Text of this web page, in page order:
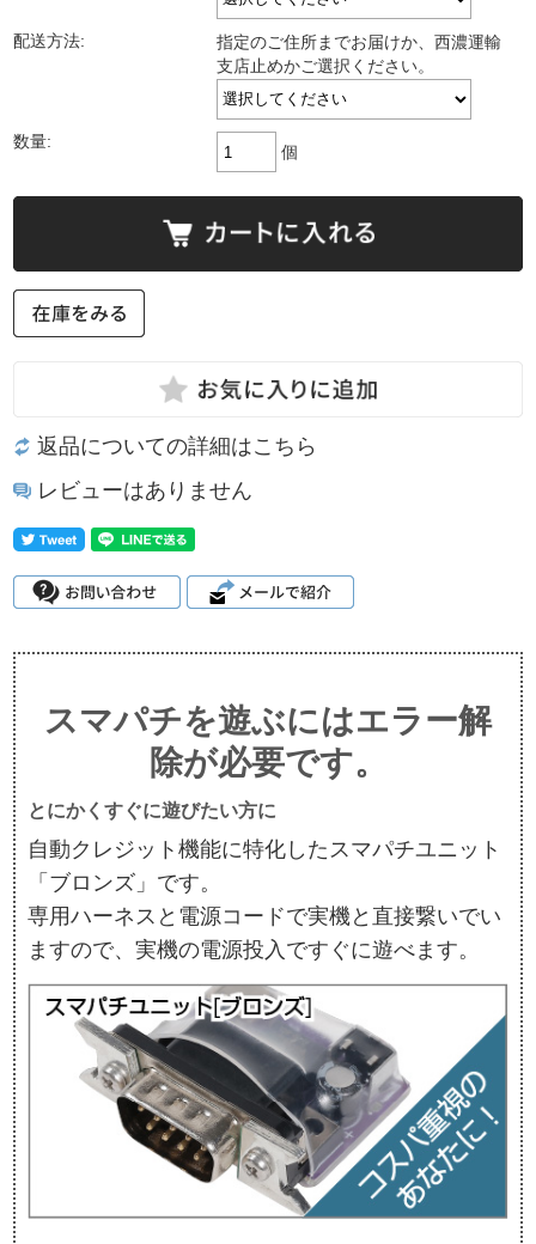
配送方法:
指定のご住所までお届けか、西濃運輸
支店止めかご選択ください。
数量:
個
返品についての詳細はこちら
レビューはありません
スマパチを遊ぶにはエラー解
除が必要です。
とにかくすぐに遊びたい方に
自動クレジット機能に特化したスマパチユニット
「ブロンズ」です。
専用ハーネスと電源コードで実機と直接繋いでい
ますので、実機の電源投入ですぐに遊べます。